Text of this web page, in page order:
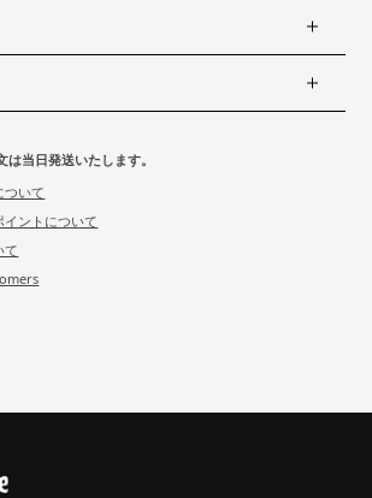
当日発送いたします。
ついて
ントについて
て